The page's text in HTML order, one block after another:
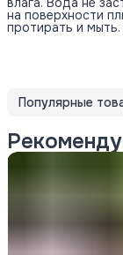
на поверхности
протирать и
Популярные